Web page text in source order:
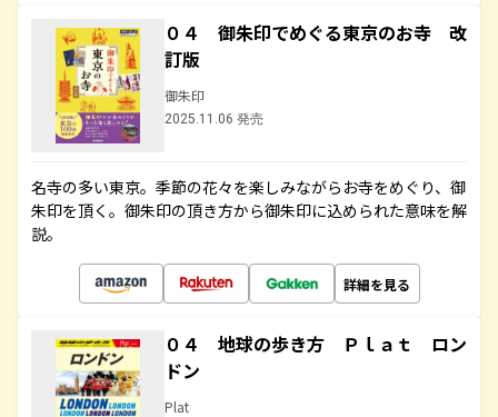
０４ 御朱印でめぐる東京のお寺 改
訂版
御朱印
2025.11.06 発売
名寺の多い東京。季節の花々を楽しみながらお寺をめぐり、御
朱印を頂く。御朱印の頂き方から御朱印に込められた意味を解
説。
詳細を見る
０４ 地球の歩き方 Ｐｌａｔ ロン
ドン
Plat